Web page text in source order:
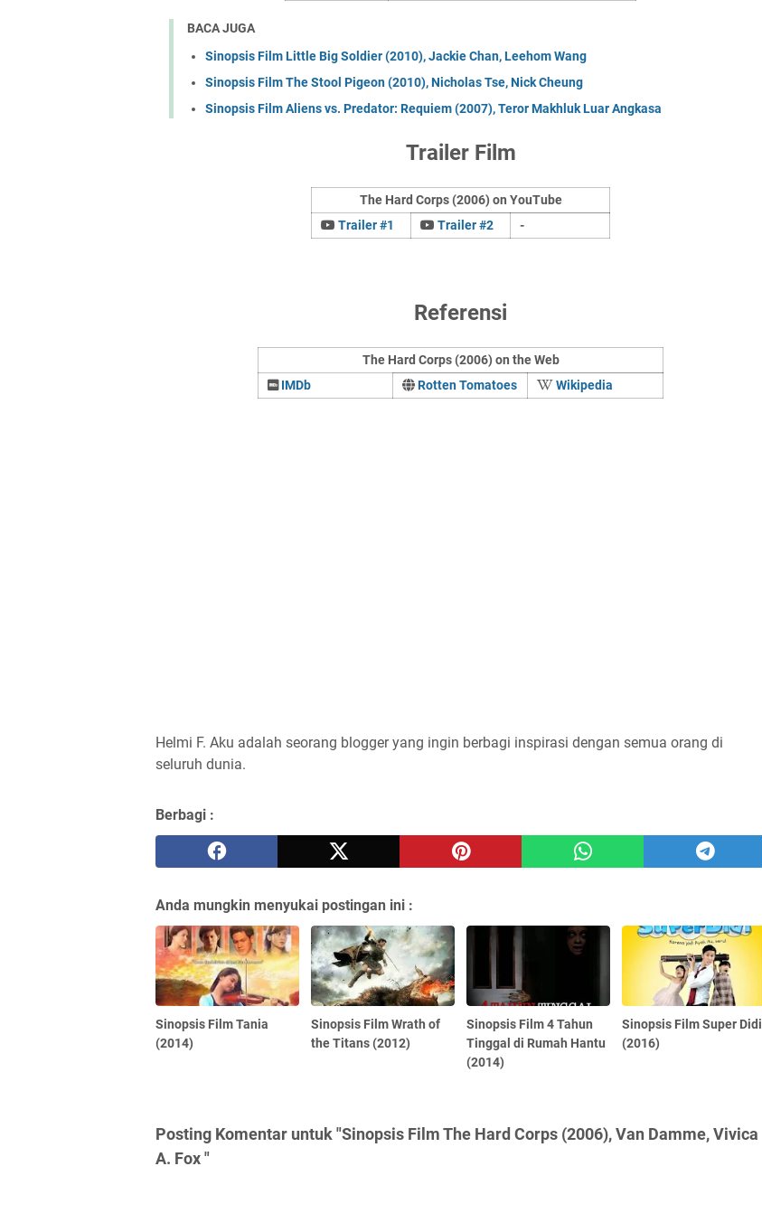
BACA JUGA
Sinopsis Film Little Big Soldier (2010), Jackie Chan, Leehom Wang
Sinopsis Film The Stool Pigeon (2010), Nicholas Tse, Nick Cheung
Sinopsis Film Aliens vs. Predator: Requiem (2007), Teror Makhluk Luar Angkasa
Trailer Film
The Hard Corps (2006) on YouTube
Trailer #1
Trailer #2 -
Referensi
The Hard Corps (2006) on the Web
IMDb
Rotten Tomatoes Wikipedia
Helmi F. Aku adalah seorang blogger yang ingin berbagi inspirasi dengan semua orang di
seluruh dunia.
Berbagi :
Anda mungkin menyukai postingan ini :
Sinopsis Film Tania
(2014)
Sinopsis Film Wrath of
the Titans (2012)
Sinopsis Film 4 Tahun
Tinggal di Rumah Hantu
(2014)
Sinopsis Film Super Didi
(2016)
Posting Komentar untuk "Sinopsis Film The Hard Corps (2006), Van Damme, Vivica
A. Fox "